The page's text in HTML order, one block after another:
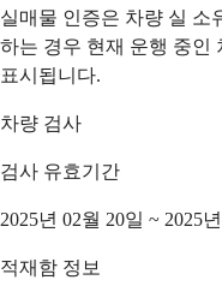
실매물 인증은 차량 실 소
하는 경우 현재 운행 중인
표시됩니다.
차량 검사
검사 유효기간
2025년 02월 20일 ~ 2025
적재함 정보